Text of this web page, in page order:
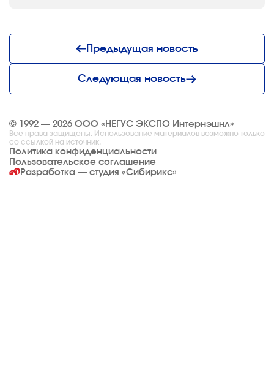
Предыдущая новость
Следующая новость
© 1992 — 2026 ООО «НЕГУС ЭКСПО Интернэшнл»
Все права защищены. Использование материалов возможно только
со ссылкой на источник.
Политика конфиденциальности
Пользовательское соглашение
Разработка — студия «Сибирикс»